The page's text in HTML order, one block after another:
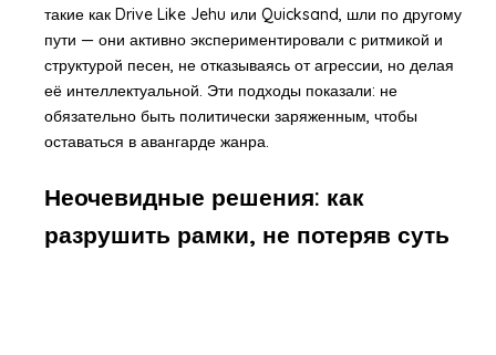
такие как Drive Like Jehu или Quicksand, шли по другому
пути — они активно экспериментировали с ритмикой и
структурой песен, не отказываясь от агрессии, но делая
её интеллектуальной. Эти подходы показали: не
обязательно быть политически заряженным, чтобы
оставаться в авангарде жанра.
Неочевидные решения: как
разрушить рамки, не потеряв суть